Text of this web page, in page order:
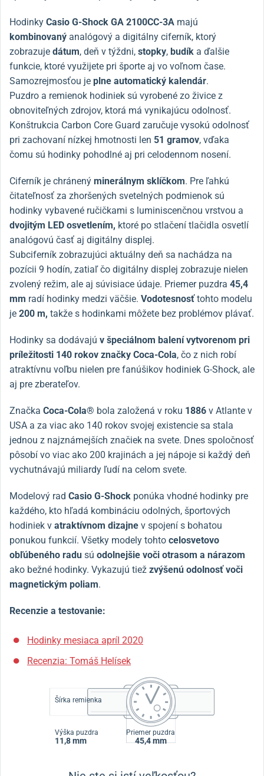
Hodinky Casio G-Shock GA 2100CC-3A majú
kombinovaný analógový a digitálny ciferník, ktorý
zobrazuje dátum, deň v týždni, stopky, budík a ďalšie
funkcie, ktoré využijete pri športe aj vo voľnom čase.
Samozrejmosťou je plne automatický kalendár.
Puzdro a remienok hodiniek sú vyrobené zo živice z
obnoviteľných zdrojov, ktorá má vynikajúcu odolnosť.
Konštrukcia Carbon Core Guard zaručuje vysokú odolnosť
pri zachovaní nízkej hmotnosti len 51 gramov, vďaka
čomu sú hodinky pohodlné aj pri celodennom nosení.
Ciferník je chránený minerálnym sklíčkom. Pre ľahkú
čitateľnosť za zhoršených svetelných podmienok sú
hodinky vybavené ručičkami s luminiscenčnou vrstvou a
dvojitým LED osvetlením, ktoré po stlačení tlačidla osvetlí
analógovú časť aj digitálny displej.
Subciferník zobrazujúci aktuálny deň sa nachádza na
pozícii 9 hodín, zatiaľ čo digitálny displej zobrazuje nielen
zvolený režim, ale aj súvisiace údaje. Priemer puzdra 45,4
mm radí hodinky medzi väčšie. Vodotesnosťtohto modelu
je 200 m, takže s hodinkami môžete bez problémov plávať.
Hodinky sa dodávajú v špeciálnom balení vytvorenom pri
príležitosti 140 rokov značky Coca-Cola, čo z nich robí
atraktívnu voľbu nielen pre fanúšikov hodiniek G-Shock, ale
aj pre zberateľov.
Značka Coca-Cola® bola založená v roku 1886 v Atlante v
USA a za viac ako 140 rokov svojej existencie sa stala
jednou z najznámejších značiek na svete. Dnes spoločnosť
pôsobí vo viac ako 200 krajinách a jej nápoje si každý deň
vychutnávajú miliardy ľudí na celom svete.
Modelový rad Casio G-Shock ponúka vhodné hodinky pre
každého, kto hľadá kombináciu odolných, športových
hodiniek v atraktívnom dizajne v spojení s bohatou
ponukou funkcií. Všetky modely tohto celosvetovo
obľúbeného radu sú odolnejšie voči otrasom a nárazom
ako bežné hodinky. Vykazujú tiež zvýšenú odolnosť voči
magnetickým poliam.
Recenzie a testovanie:
Hodinky mesiaca apríl 2020
Recenzia: Tomáš Helísek
Šírka remienka
Výška puzdra
11,8 mm
Priemer puzdra
45,4 mm